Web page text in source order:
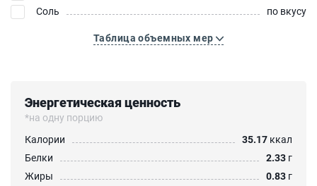
Соль
по вкусу
Таблица объемных мер
Энергетическая ценность
*на одну порцию
Калории
35.17 ккал
Белки
2.33 г
Жиры
0.83 г